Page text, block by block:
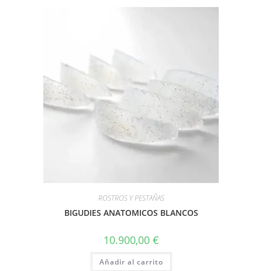
ROSTROS Y PESTAÑAS
BIGUDIES ANATOMICOS BLANCOS
10.900,00 €
Añadir al carrito